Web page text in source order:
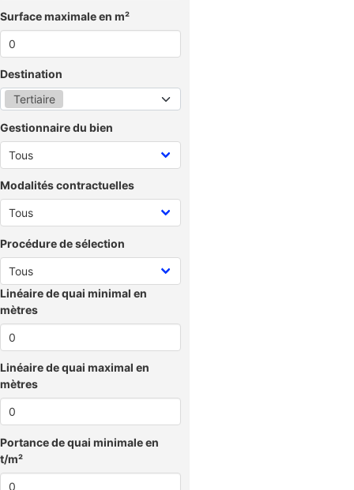
Surface maximale en m²
Destination
Tertiaire
Gestionnaire du bien
Modalités contractuelles
Procédure de sélection
Linéaire de quai minimal en
mètres
Linéaire de quai maximal en
mètres
Portance de quai minimale en
t/m²